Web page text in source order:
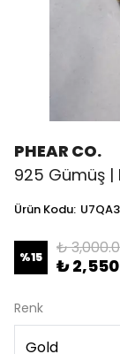
PHEAR CO.
925 Gümüş |
Ürün Kodu:
%15 ₺
₺
Renk